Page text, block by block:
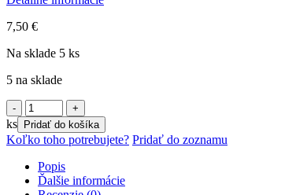
7,50 €
Na sklade 5 ks
5 na sklade
množstvo
Brit
Premium
Cat
Delicate
Fillets
ks Pridať do košíka
Koľko toho potrebujete? Pridať do zoznamu
Popis
Ďalšie informácie